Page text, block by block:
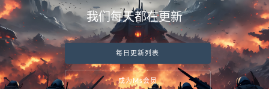
我们每天都在更新
每日更新列表
成为Ms会员